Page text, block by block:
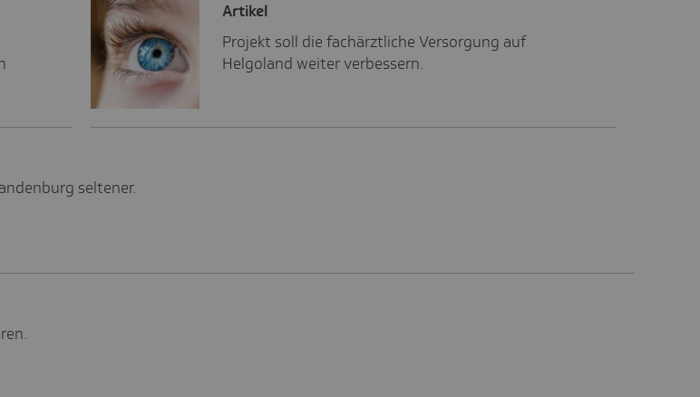
Artikel
Projekt soll die fachärztliche Versorgung auf
Helgoland weiter verbessern.
seltener.